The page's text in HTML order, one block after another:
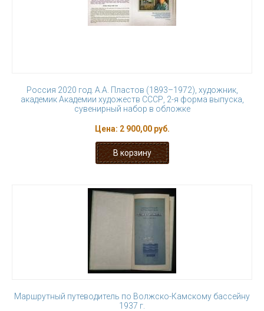
Россия 2020 год. А.А. Пластов (1893–1972), художник,
академик Академии художеств СССР, 2-я форма выпуска,
сувенирный набор в обложке
Цена: 2 900,00 руб.
Маршрутный путеводитель по Волжско-Камскому бассейну
1937 г.